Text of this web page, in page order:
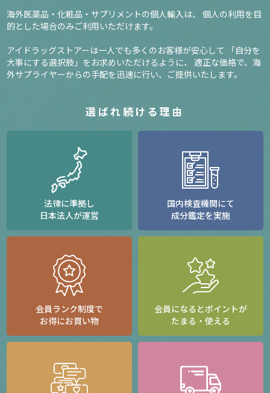
海外医薬品・化粧品・サプリメントの個人輸入は、
個人の利用を目
的とした場合のみご利用いただけます。
アイドラッグストアーは一人でも多くのお客様が安心して
「自分を
大事にする選択肢」をお求めいただけるように、
適正な価格で、海
外サプライヤーからの手配を迅速に行い、ご提供いたします。
選ばれ続ける理由
法律に準拠し
日本法人が運営
国内検査機関にて
成分鑑定を実施
会員ランク制度で
お得にお買い物
会員になるとポイントが
たまる・使える